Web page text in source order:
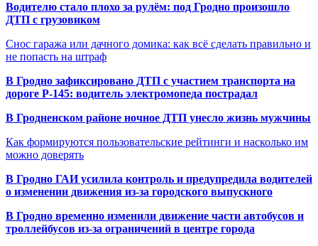
Водителю стало плохо за рулём: под Гродно произошло
ДТП с грузовиком
Снос гаража или дачного домика: как всё сделать правильно и
не попасть на штраф
В Гродно зафиксировано ДТП с участием транспорта на
дороге Р-145: водитель электромопеда пострадал
В Гродненском районе ночное ДТП унесло жизнь мужчины
Как формируются пользовательские рейтинги и насколько им
можно доверять
В Гродно ГАИ усилила контроль и предупредила водителей
о изменении движения из-за городского выпускного
В Гродно временно изменили движение части автобусов и
троллейбусов из-за ограничений в центре города